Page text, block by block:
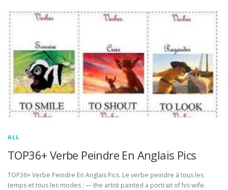
ALL
TOP36+ Verbe Peindre En Anglais Pics
TOP36+ Verbe Peindre En Anglais Pics. Le verbe peindre à tous les
temps et tous les modes : — the artist painted a portrait of his wife.